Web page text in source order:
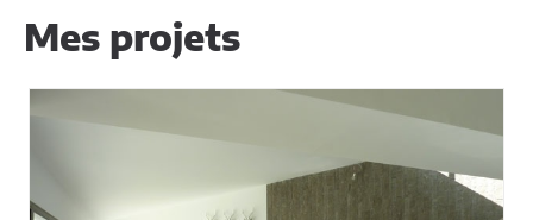
Mes projets